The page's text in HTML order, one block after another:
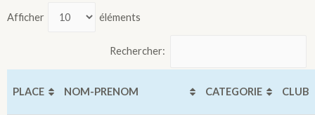
Afficher éléments
Rechercher:
PLACE NOM-PRENOM CATEGORIE CLUB